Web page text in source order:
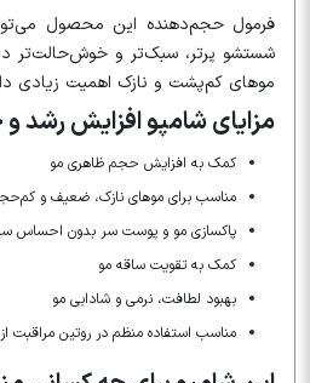
فرمول حجم‌دهنده این محصول
شستشو پرتر، سبک‌تر و خوش‌حالت‌تر
موهای کم‌پشت و نازک اهمیت زیادی
مزایای شامپو افزایش رشد
کمک به افزایش حجم ظاهری مو
مناسب برای موهای نازک، ضعیف و
پاکسازی مو و پوست سر بدون احساس
کمک به تقویت ساقه مو
بهبود لطافت، نرمی و شادابی مو
مناسب استفاده منظم در روتین مراقبت